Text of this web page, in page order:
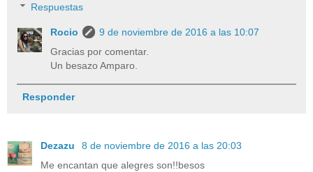
Respuestas
Rocio
9 de noviembre de 2016 a las 10:07
Gracias por comentar.
Un besazo Amparo.
Responder
Dezazu
8 de noviembre de 2016 a las 20:03
Me encantan que alegres son!!besos